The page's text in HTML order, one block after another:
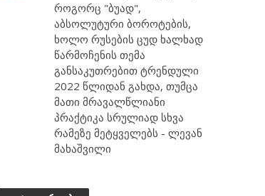
როგორც "ბუად",
აბსოლუტური ბოროტების,
ხოლო რუსების ცუდ ხალხად
წარმოჩენის თემა
განსაკუთრებით ტრენდული
2022 წლიდან გახდა, თუმცა
მათი მრავალწლიანი
პრაქტიკა სრულიად სხვა
რამეზე მეტყველებს - ლევან
მახაშვილი